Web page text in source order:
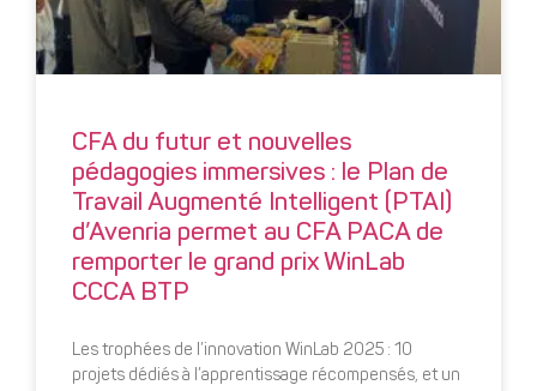
CFA du futur et nouvelles
pédagogies immersives : le Plan de
Travail Augmenté Intelligent (PTAI)
d’Avenria permet au CFA PACA de
remporter le grand prix WinLab
CCCA BTP
Les trophées de l’innovation WinLab 2025 : 10
projets dédiés à l’apprentissage récompensés, et un